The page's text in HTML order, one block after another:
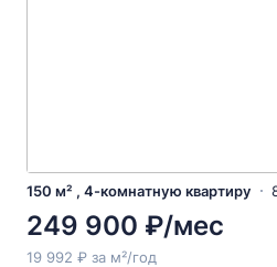
150 м² , 4-комнатную квартиру
249 900 ₽/мес
19 992 ₽ за м²/год